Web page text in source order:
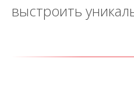
выстроить